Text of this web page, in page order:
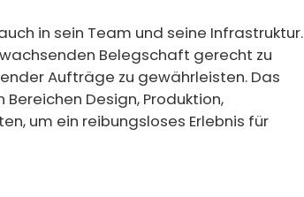
in sein Team und seine Infrastruktur.
Belegschaft gerecht zu
Aufträge zu gewährleisten. Das
Design, Produktion,
um ein reibungsloses Erlebnis für